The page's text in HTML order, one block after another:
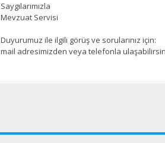
Saygılarımızla
Mevzuat Servisi
Duyurumuz ile ilgili görüş ve sorularınız için:
mail adresimizden veya telefonla